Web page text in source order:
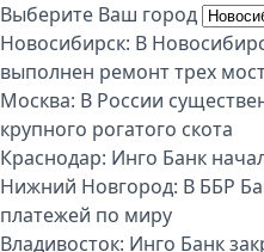
Выберите Ваш город
Новосибирск: В
выполнен ремонт трех
Москва: В России
крупного рогатого скота
Краснодар: Инго Банк
Нижний Новгород: В ББР
платежей по миру
Владивосток: Инго Банк